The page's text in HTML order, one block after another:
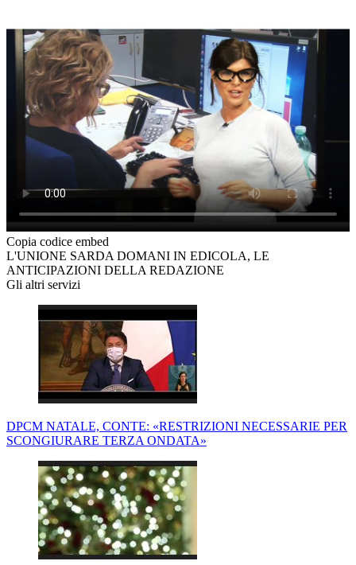
Copia codice embed
L'UNIONE SARDA DOMANI IN EDICOLA, LE
ANTICIPAZIONI DELLA REDAZIONE
Gli altri servizi
DPCM NATALE, CONTE: «RESTRIZIONI NECESSARIE PER
SCONGIURARE TERZA ONDATA»